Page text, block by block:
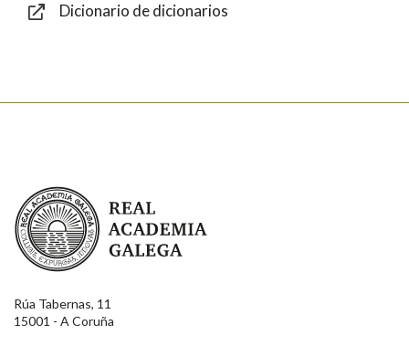
Dicionario de dicionarios
Real Academia Galega
Rúa Tabernas, 11
15001 - A Coruña